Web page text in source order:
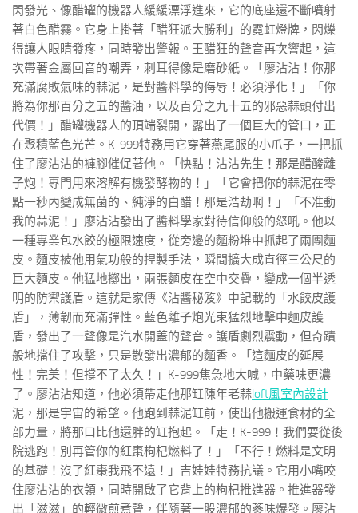
閃發光、像醋罐的機器人緩緩漂浮進來，它的底座還不斷噴射
著白色醋霧。它身上掛著「醋狂派大勝利」的霓虹燈牌，閃爍
得讓人眼睛發疼，同時發出警報。王醋狂的聲音再次響起，這
次帶著金屬回音的嘲弄，刺耳得像是磨砂紙。「廖沾沾！你那
充滿腐敗氣味的蒜泥，是對醬料學的侮辱！必須淨化！」「你
將為你那百分之五的醬油，以及百分之九十五的邪惡蒜頭付出
代價！」醋罐機器人的頂端裂開，露出了一個巨大的管口，正
在聚積藍色光芒。K-999特務用它穿著燕尾服的小爪子，一把抓
住了廖沾沾的褲腳催促著他。「快點！沾沾先生！那是醋酸離
子炮！專門用來溶解有機發酵物的！」「它會把你的蒜泥在零
點一秒內變成無菌的、純淨的白醋！那是浩劫啊！」「不准動
我的蒜泥！」廖沾沾發出了醬料學家對待信仰般的怒吼。他以
一種專業包水餃的極限速度，從旁邊的麵粉堆中抓起了兩團麵
皮。麵皮被他用氣功般的捏製手法，瞬間擴大成直徑三公尺的
巨大麵皮。他猛地擲出，兩張麵皮在空中交疊，變成一個半透
明的防禦護盾。這就是家傳《沾醬秘笈》中記載的「水餃皮護
盾」，薄韌而充滿彈性。藍色離子炮光束猛烈地擊中麵皮護
盾，發出了一聲像是汽水開蓋的聲音。護盾劇烈震動，但奇蹟
般地擋住了攻擊，只是散發出濃郁的麵香。「這麵皮的延展
性！完美！但撐不了太久！」K-999焦急地大喊，中藥味更濃
了。廖沾沾知道，他必須帶走他那缸陳年老蒜loft風室內設計
泥，那是宇宙的希望。他跑到蒜泥缸前，使出他搬運食材的全
部力量，將那口比他還胖的缸抱起。「走！K-999！我們要從後
院逃跑！別再管你的紅棗枸杞燃料了！」「不行！燃料是文明
的基礎！沒了紅棗我飛不遠！」吉娃娃特務抗議。它用小嘴咬
住廖沾沾的衣領，同時開啟了它背上的枸杞推進器。推進器發
出「滋滋」的輕微煎煮聲，伴隨著一股濃郁的蔘味爆發。廖沾